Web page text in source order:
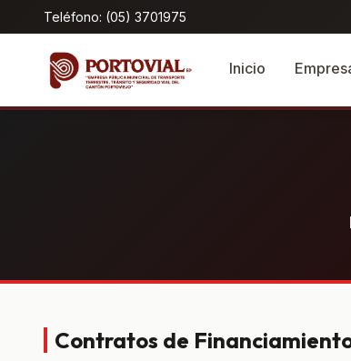
Teléfono: (05) 3701975
Inicio
Contratos de